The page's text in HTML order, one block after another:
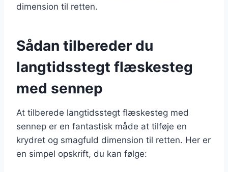
dimension til retten.
Sådan tilbereder du
langtidsstegt flæskesteg
med sennep
At tilberede langtidsstegt flæskesteg med
sennep er en fantastisk måde at tilføje en
krydret og smagfuld dimension til retten. Her er
en simpel opskrift, du kan følge: